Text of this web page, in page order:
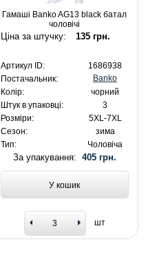
Гамаші Banko AG13 black батал
чоловічі
Ціна за штучку: 135 грн.
Артикул ID:
1686938
Постачальник:
Banko
Колір:
чорний
Штук в упаковці:
3
Розміри:
5XL-7XL
Сезон:
зима
Тип:
Чоловіча
За упакування: 405 грн.
У кошик
шт